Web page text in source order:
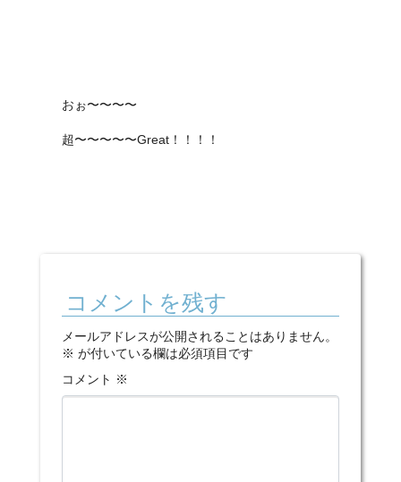
おぉ〜〜〜〜
超〜〜〜〜〜Great！！！！
コメントを残す
メールアドレスが公開されることはありません。
※ が付いている欄は必須項目です
コメント ※